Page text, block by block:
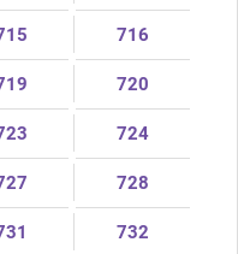
716
720
724
728
732